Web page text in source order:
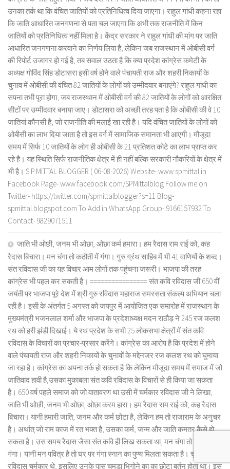
उनका तर्क था कि वंचित जातियों को प्रतिनिधित्व दिया जाएगा। राहुल गांधी कहना रहा
कि जाति आधारित जनगणना से पता चल जाएगा कि अभी तक राजनीति में किन
जातियों को प्रतिनिधित्व नहीं मिला है। केंद्र सरकार ने राहुल गांधी की मांग पर जाति
आधारित जनगणना करवाने का निर्णय लिया है, लेकिन जब राजस्थान में ओबीसी वर्ग
की रिपोर्ट उजागर हो गई है, तब सवाल उठता है कि क्या प्रदेश कांग्रेस कमेटी के
अध्यक्ष गोविंद सिंह डोटासरा इसी वर्ष होने वाले पंचायती राज और शहरी निकायों के
चुनाव में ओबीसी की वंचित 82 जातियों के लोगों को उम्मीदवार बनाएंगे? राहुल गांधी का
सपना तभी पूरा होगा, जब राजस्थान में ओबीसी वर्ग की 82 जातियों के लोगों को आरक्षित
सीटों पर उम्मीदवार बनाया जाए। डोटासरा को अच्छी तरह पता है कि ओबीसी की वे 10
जातियां कौनसी है, जो राजनीति की मलाई खा रही है। यदि वंचित जातियों के लोगों को
ओबीसी का लाभ दिया जाता है तो इस वर्ग में सामाजिक समानता भी आएगी। मौजूदा
समय में सिर्फ 10 जातियों के लोग ही ओबीसी के 21 प्रतिशत कोटे का लाभ प्राप्त कर
रहे है। यह स्थिति सिर्फ राजनीतिक क्षेत्र में ही नहीं बल्कि सरकारी नौकरियों के क्षेत्र में
भी है। S.P.MITTAL BLOGGER ( 06-08-2026) Website- www.spmittal.in
Facebook Page- www.facebook.com/SPMittalblog Follow me on
Twitter- https://twitter.com/spmittalblogger?s=11 Blog-
spmittal.blogspot.com To Add in WhatsApp Group- 9166157932 To
Contact- 9829071511
जाति भी ओछी, जनम भी ओछा, ओछा कर्म हमारा। हम रैदास राम राई को, कह
रैदास बिचारा। मन चंगा तो कठौती में गंगा। गुरु ग्रंथ साहिब में भी 41 वाणियों के शब्द।
संत रविदास जी का यह विचार आम लोगों तक पहुंचना जरूरी। भाजपा की तरह
कांग्रेस भी पहल कर सकती है। ================ संत कवि रविदास जी 650 वीं
जयंती पर भाजपा पूरे देश में श्री गुरु रविदास महाराज समरसता संकल्प अभियान चला
रही है। इसी के अंतर्गत 5 अगस्त को जयपुर में आयोजित एक समारोह में राजस्थान के
मुख्यमंत्री भजनलाल शर्मा और भाजपा के प्रदेशाध्यक्ष मदन राठौड़ ने 245 रज कलश
रथ को हरी झंडी दिखाई। ये रथ प्रदेश के सभी 25 लोकसभा क्षेत्रों में संत कवि
रविदास के विचारों का प्रचार-प्रसार करेंगे। कांग्रेस का आरोप है कि प्रदेश में होने
वाले पंचायती राज और शहरी निकायों के चुनावों के मद्देनजर रज कलश रथ को घुमाया
जा रहा है। कांग्रेस का अपना तर्क हो सकता है कि लेकिन मौजूदा समय में समाज में जो
जातिवाद हावी है,उसका मुकाबला संत कवि रविदास के विचारों से ही किया जा सकता
है। 650 वर्ष पहले समाज को जो वातावरण था उसी में चर्मकार रविदास जी ने लिखा,
जाति भी ओछी, जनम भी ओछा, ओछा करम हारा। हम रैदास राम राई को, कह रैदास
बिचारा। यानी हमारी जाति, जनम और कर्म छोटा है, लेकिन हम तो राजाराम के अनुचर
है। अर्थात् जो राम काज में रत भक्त है, उसका कर्म, जन्म और जाति कमतर कैसे हो
सकता है। उस समय रैदास जैसा संत कवि ही लिख सकता था, मन चंगा तो कठौती में
गंगा। यानी मन पवित्र है तो घर पर गंगा स्नान का पुण्य मिलता सकता है। चूंकि
रविदास चर्मकार थे, इसलिए उनके पास चमड़ा भिगोने का का छोटा बर्तन होता था। इस